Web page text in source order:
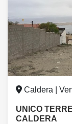
Caldera |
UNICO
CALDERA